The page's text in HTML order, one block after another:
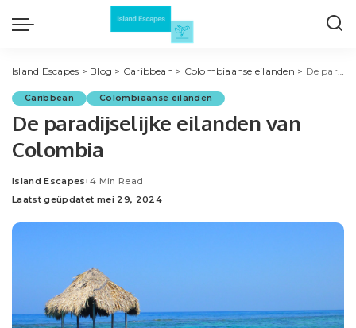
Island Escapes > Blog > Caribbean > Colombiaanse eilanden > De paradijselijke eilanden van Colombia
Caribbean Colombiaanse eilanden
De paradijselijke eilanden van
Colombia
Posted
by
Island Escapes 4 Min Read
Laatst geüpdatet mei 29, 2024